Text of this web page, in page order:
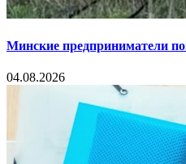
Минские предприниматели
04.08.2026